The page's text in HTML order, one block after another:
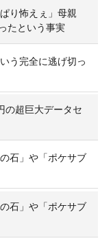
り怖えぇ」母親
たという事実
う完全に逃げ切っ
の超巨大データセ
石」や「ポケサブ
石」や「ポケサブ